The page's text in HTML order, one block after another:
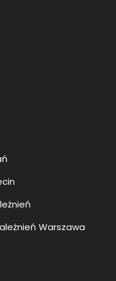
Warszawa